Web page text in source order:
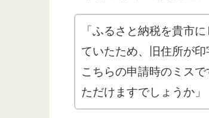
「ふるさと納税を貴市
ていたため、旧住所が印
こちらの申請時のミス
ただけますでしょうか」